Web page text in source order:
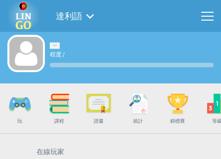
達利語
程度/
玩 課程 證書 統計 錦標賽 等
在線玩家